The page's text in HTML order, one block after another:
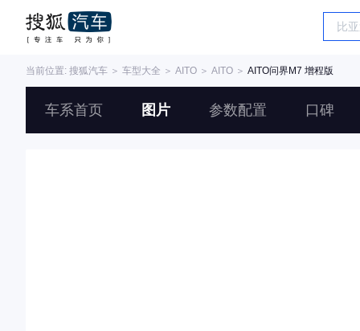
当前位置: 搜狐汽车 ＞ 车型大全 ＞ AITO ＞ AITO ＞ AITO问界M7 增程版
车系首页 图片 参数配置 口碑